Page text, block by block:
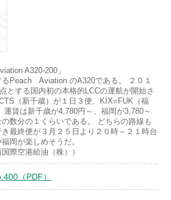
A320-200」
るPeach Aviation のA320である。 ２０１
とする国内初の本格的LCCの運航が開始さ
（新千歳）が１日３便、KIX=FUK（福
運賃は新千歳が4,780円～、福岡が3,780～
数分の１くらいである。 どちらの路線も
最終便が３月２５日より２０時～２１時台
岡が楽しめそうだ。
際空港給油（株））
（PDF）